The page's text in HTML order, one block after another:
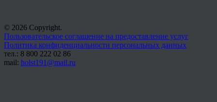
© 2026 Copyright.
Пользовательское соглашение на предоставление услуг
Политика конфиденциальности персональных данных
тел.: 8 800 222 02 86
mail: holst191@mail.ru